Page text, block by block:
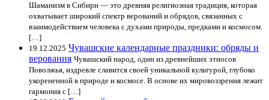
Шаманизм в Сибири — это древняя религиозная традиция, которая
охватывает широкий спектр верований и обрядов, связанных с
взаимодействием человека с духами природы, предками и космосом.
[…]
19.12.2025 Чувашские календарные праздники: обряды и
верования Чувашский народ, один из древнейших этносов
Поволжья, издревле славится своей уникальной культурой, глубоко
укорененной в природе и космосе. В основе их мировоззрения лежит
гармония с […]